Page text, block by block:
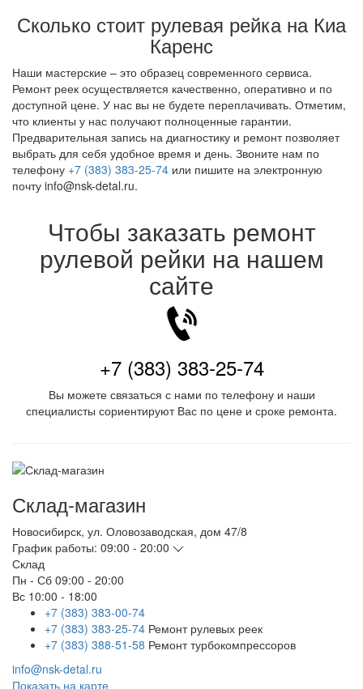
Сколько стоит рулевая рейка на Киа
Каренс
Наши мастерские – это образец современного сервиса.
Ремонт реек осуществляется качественно, оперативно и по
доступной цене. У нас вы не будете переплачивать. Отметим,
что клиенты у нас получают полноценные гарантии.
Предварительная запись на диагностику и ремонт позволяет
выбрать для себя удобное время и день. Звоните нам по
телефону +7 (383) 383-25-74 или пишите на электронную
почту info@nsk-detal.ru.
Чтобы заказать ремонт
рулевой рейки на нашем
сайте
+7 (383) 383-25-74
Вы можете связаться с нами по телефону и наши
специалисты сориентируют Вас по цене и сроке ремонта.
Склад-магазин
Новосибирск, ул. Оловозаводская, дом 47/8
График работы: 09:00 - 20:00
Склад
Пн - Сб 09:00 - 20:00
Вс 10:00 - 18:00
+7 (383) 383-00-74
+7 (383) 383-25-74 Ремонт рулевых реек
+7 (383) 388-51-58 Ремонт турбокомпрессоров
info@nsk-detal.ru
Показать на карте